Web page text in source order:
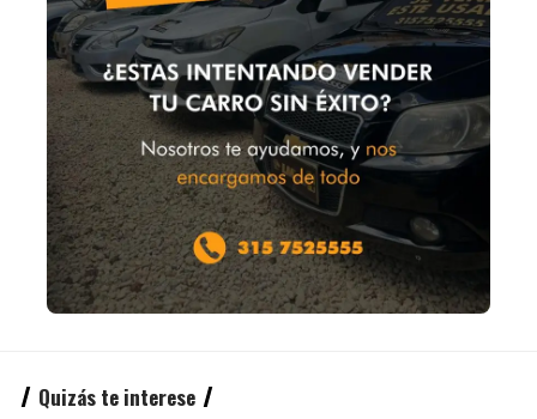
Quizás te interese